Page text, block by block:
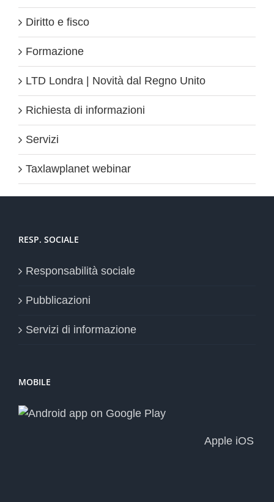
Diritto e fisco
Formazione
LTD Londra | Novità dal Regno Unito
Richiesta di informazioni
Servizi
Taxlawplanet webinar
RESP. SOCIALE
Responsabilità sociale
Pubblicazioni
Servizi di informazione
MOBILE
Apple iOS